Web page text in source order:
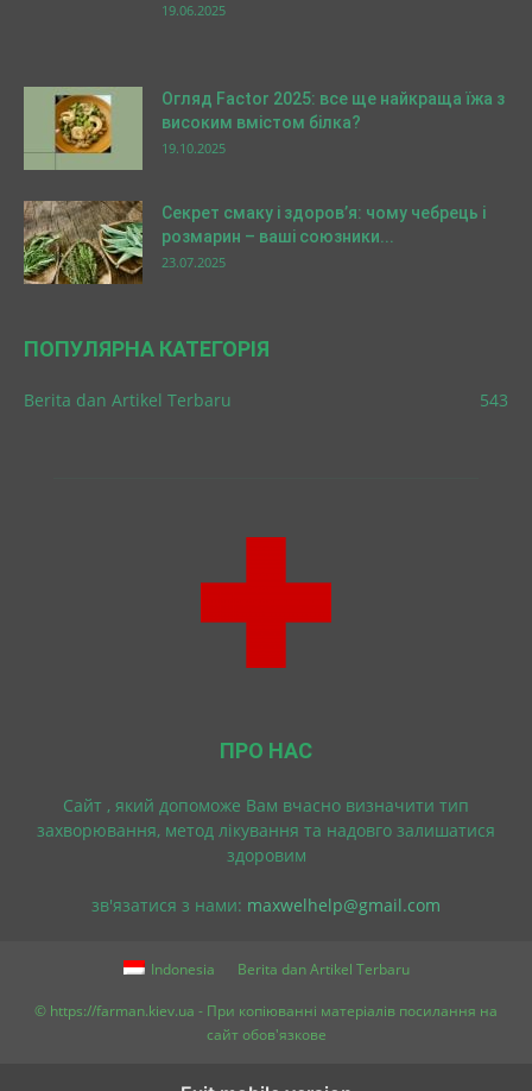
19.06.2025
Огляд Factor 2025: все ще найкраща їжа з
високим вмістом білка?
19.10.2025
Секрет смаку і здоров’я: чому чебрець і
розмарин – ваші союзники...
23.07.2025
ПОПУЛЯРНА КАТЕГОРІЯ
Berita dan Artikel Terbaru 543
ПРО НАС
Cайт , який допоможе Вам вчасно визначити тип
захворювання, метод лікування та надовго залишатися
здоровим
зв'язатися з нами: maxwelhelp@gmail.com
Indonesia Berita dan Artikel Terbaru
© https://farman.kiev.ua - При копіюванні матеріалів посилання на
сайт обов'язкове